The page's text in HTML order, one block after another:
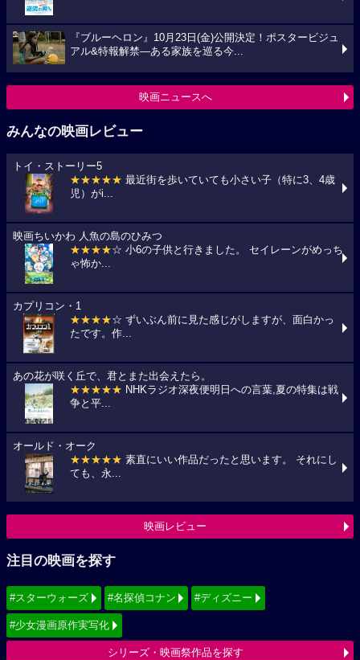
『ブルーヘロン』10月23日(金)公開決定！ポスタービジュ
アル&特報解禁―ある家族を巡る今...
映画ニュースへ
みんなの映画レビュー
トイ・ストーリー5
★★★★★ 最近街を歩いていても小さい子（特に3、4歳
児）がi...
映画ちいかわ 人魚の島のひみつ
★★★★☆ 小6の子供と行きました。 セイレーンがめっち
ゃ怖か...
カプリコン・1
★★★★☆ ずいぶん前に見た感じがしますが、面白かっ
たです。作...
あの花が咲く丘で、君とまた出会えたら。
★★★★★ NHKラジオ深夜便明日への言葉,夏の特集は戦
争と平...
オールド・オーク
★★★★★ 素直にいい作品だったと思います。 それにし
ても、永...
映画レビュー
注目の映画を探す
#スターウォーズ #名探偵コナン #ディズニー
#少女漫画原作実写化
シリーズ・映画祭作品を探す